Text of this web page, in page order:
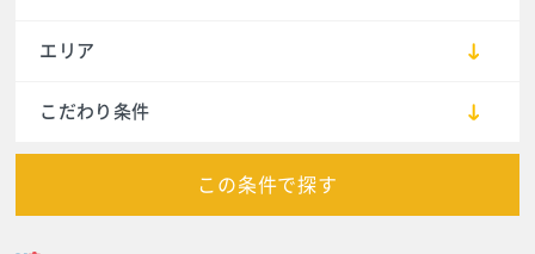
エリア
こだわり条件
この条件で探す